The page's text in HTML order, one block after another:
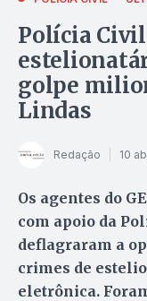
Polícia
golpe
Lindas
Redação 10
Os agentes do
com apoio da
deflagraram a
crimes de
eletrônica.